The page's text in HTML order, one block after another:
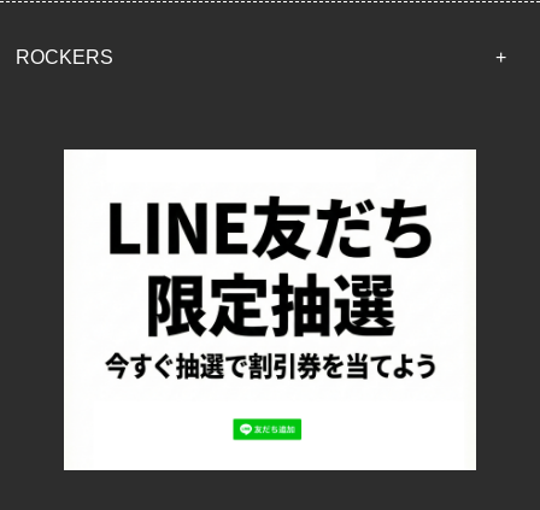
ROCKERS
配送・送料について
お支払い方法について
特定商取引法に基づく表記
プライバシーポリシー
ロッカーズについて